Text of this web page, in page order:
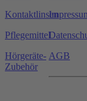
Kontaktlinsen
Pflegemittel
Hörgeräte-
Zubehör
AGB